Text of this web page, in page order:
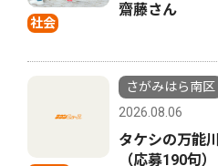
社会
齋藤さん
さがみはら南区
2026.08.06
タケシの万能
（応募190句